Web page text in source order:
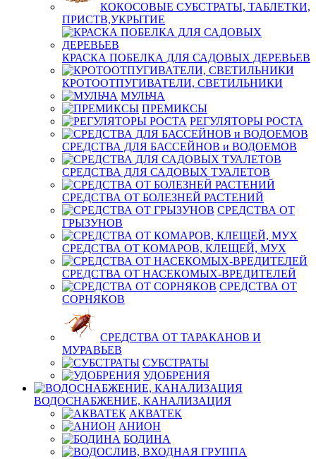
КОКОСОВЫЕ СУБСТРАТЫ, ТАБЛЕТКИ,
ПРИСТВ,УКРЫТИЕ
КРАСКА ПОБЕЛКА ДЛЯ САДОВЫХ ДЕРЕВЬЕВ
КРОТООТПУГИВАТЕЛИ, СВЕТИЛЬНИКИ
МУЛЬЧА
ПРЕМИКСЫ
РЕГУЛЯТОРЫ РОСТА
СРЕДСТВА ДЛЯ БАССЕЙНОВ и ВОДОЕМОВ
СРЕДСТВА ДЛЯ САДОВЫХ ТУАЛЕТОВ
СРЕДСТВА ОТ БОЛЕЗНЕЙ РАСТЕНИЙ
СРЕДСТВА ОТ
ГРЫЗУНОВ
СРЕДСТВА ОТ КОМАРОВ, КЛЕЩЕЙ, МУХ
СРЕДСТВА ОТ НАСЕКОМЫХ-ВРЕДИТЕЛЕЙ
СРЕДСТВА ОТ
СОРНЯКОВ
СРЕДСТВА ОТ ТАРАКАНОВ И
МУРАВЬЕВ
СУБСТРАТЫ
УДОБРЕНИЯ
ВОДОСНАБЖЕНИЕ, КАНАЛИЗАЦИЯ
АКВАТЕК
АНИОН
БОДИНА